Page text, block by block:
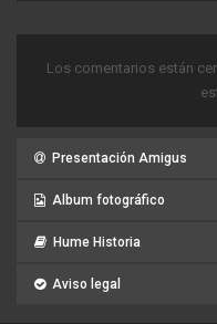
Los comentarios están
Presentación Amigus
Album fotográfico
Hume Historia
Aviso legal